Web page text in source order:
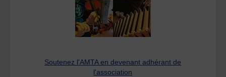
Soutenez l'AMTA en devenant adhérant de
l'association